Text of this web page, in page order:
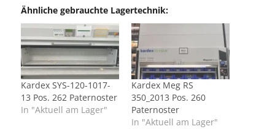
Ähnliche gebrauchte Lagertechnik:
Kardex SYS-120-1017-
13 Pos. 262 Paternoster
In "Aktuell am Lager"
Kardex Meg RS
350_2013 Pos. 260
Paternoster
In "Aktuell am Lager"